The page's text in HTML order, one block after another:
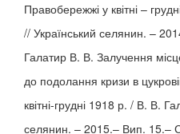
Правобережжі у квітні –
// Український селянин. –
Галатир В. В. Залучення
до подолання кризи в
квітні-грудні 1918 р. / В. В.
селянин. – 2015.– Вип. 15.–